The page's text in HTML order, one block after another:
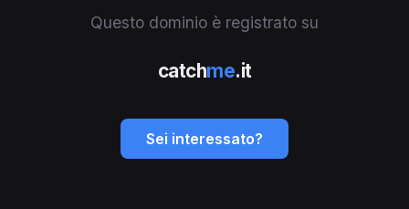
Questo dominio è registrato su
catchme.it
Sei interessato?